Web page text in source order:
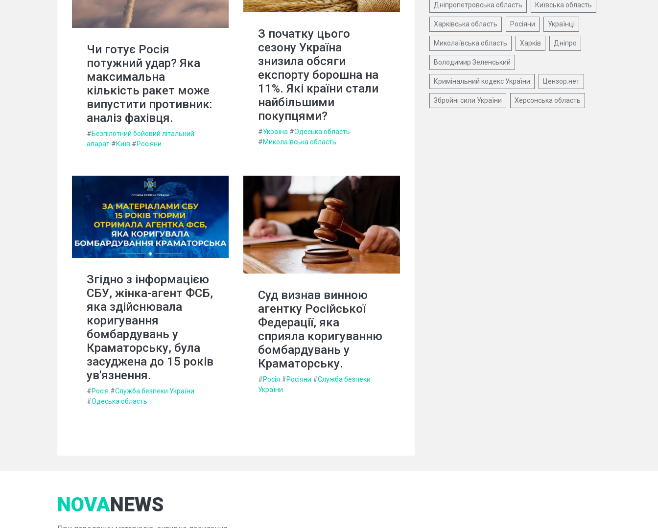
Чи готує Росія
потужний удар? Яка
максимальна
кількість ракет може
випустити противник:
аналіз фахівця.
#Безпілотний бойовий літальний
апарат #Київ #Росіяни
З початку цього
сезону Україна
знизила обсяги
експорту борошна на
11%. Які країни стали
найбільшими
покупцями?
#Україна #Одеська область
#Миколаївська область
Згідно з інформацією
СБУ, жінка-агент ФСБ,
яка здійснювала
коригування
бомбардувань у
Краматорську, була
засуджена до 15 років
ув'язнення.
#Росія #Служба безпеки України
#Одеська область
Суд визнав винною
агентку Російської
Федерації, яка
сприяла коригуванню
бомбардувань у
Краматорську.
#Росія #Росіяни #Служба безпеки
України
Дніпропетровська область Київська область
Харківська область Росіяни Українці
Миколаївська область Харків Дніпро
Володимир Зеленський
Кримінальний кодекс України Цензор.нет
Збройні сили України Херсонська область
NOVANEWS